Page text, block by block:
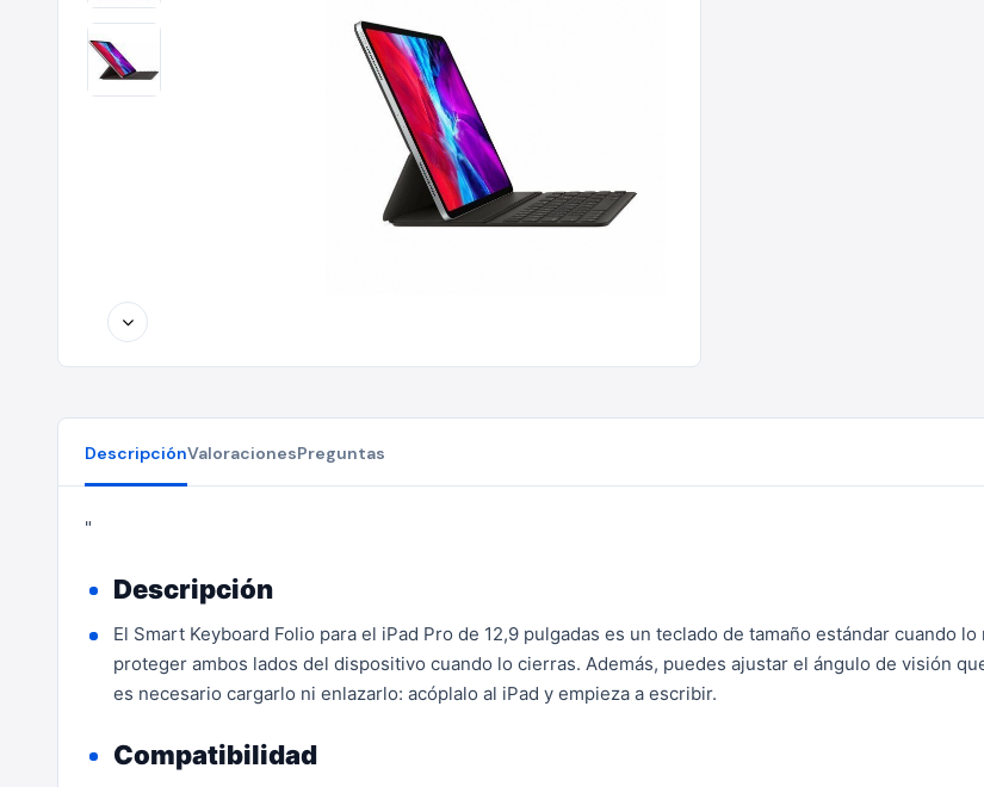
DescripciónValoracionesPreguntas
"
Descripción
El Smart Keyboard Folio para el iPad Pro de 12,9 pulgadas es un teclado de tamaño estándar cuando
proteger ambos lados del dispositivo cuando lo cierras. Además, puedes ajustar el ángulo de visión
es necesario cargarlo ni enlazarlo: acóplalo al iPad y empieza a escribir.
Compatibilidad